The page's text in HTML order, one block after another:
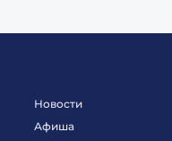
Новости
Афиша